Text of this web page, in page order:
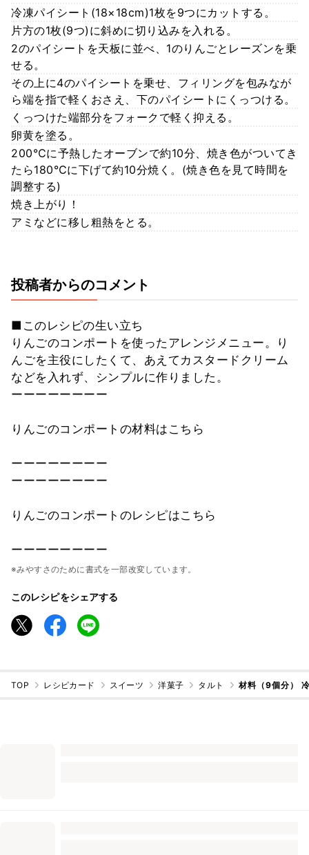
冷凍パイシート(18×18cm)1枚を9つにカットする。
片方の1枚(9つ)に斜めに切り込みを入れる。
2のパイシートを天板に並べ、1のりんごとレーズンを乗
せる。
その上に4のパイシートを乗せ、フィリングを包みなが
ら端を指で軽くおさえ、下のパイシートにくっつける。
くっつけた端部分をフォークで軽く抑える。
卵黄を塗る。
200℃に予熱したオーブンで約10分、焼き色がついてき
たら180℃に下げて約10分焼く。(焼き色を見て時間を
調整する)
焼き上がり！
アミなどに移し粗熱をとる。
投稿者からのコメント
■このレシピの生い立ち
りんごのコンポートを使ったアレンジメニュー。り
んごを主役にしたくて、あえてカスタードクリーム
などを入れず、シンプルに作りました。
ーーーーーーーー
りんごのコンポートの材料はこちら
ーーーーーーーー
ーーーーーーーー
りんごのコンポートのレシピはこちら
ーーーーーーーー
※みやすさのために書式を一部改変しています。
このレシピをシェアする
TOP レシピカード スイーツ 洋菓子 タルト 材料（9個分）